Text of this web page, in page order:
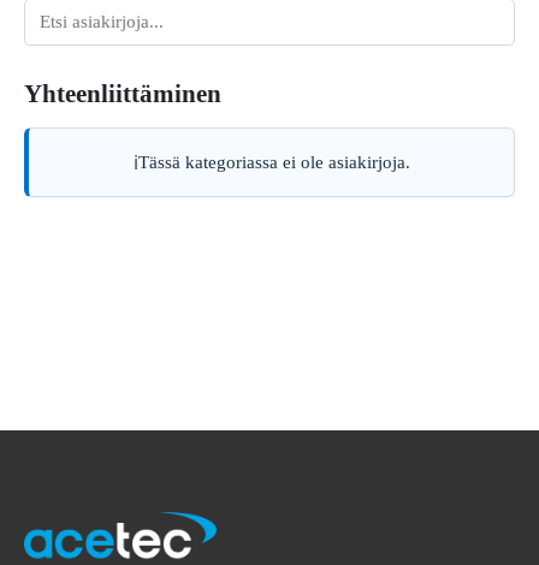
haku
Yhteenliittäminen
Tässä kategoriassa ei ole asiakirjoja.